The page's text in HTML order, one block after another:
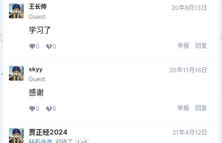
王长帅
Guest
20年8月13日
学习了
0 0 举报 回复
skyy
Guest
20年11月16日
感谢
0 0 举报 回复
贾正经2024 21年4月12日